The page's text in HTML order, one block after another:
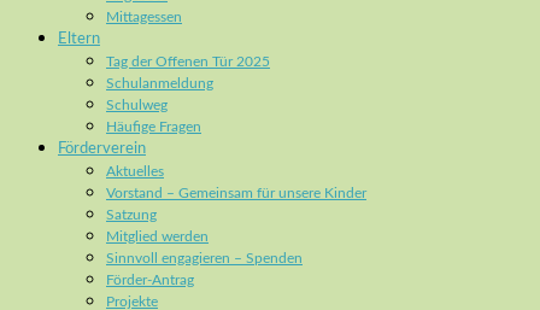
Mittagessen
Eltern
Tag der Offenen Tür 2025
Schulanmeldung
Schulweg
Häufige Fragen
Förderverein
Aktuelles
Vorstand – Gemeinsam für unsere Kinder
Satzung
Mitglied werden
Sinnvoll engagieren – Spenden
Förder-Antrag
Projekte